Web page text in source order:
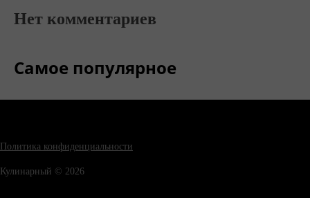
Нет комментариев
Самое популярное
Политика конфиденциальности
Кулинарный © 2026